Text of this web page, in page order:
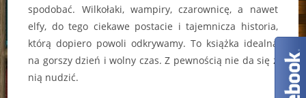
spodobać. Wilkołaki, wampiry, czarownicę, a nawet
elfy, do tego ciekawe postacie i tajemnicza historia,
którą dopiero powoli odkrywamy. To książka idealna
na gorszy dzień i wolny czas. Z pewnością nie da się z
nią nudzić.